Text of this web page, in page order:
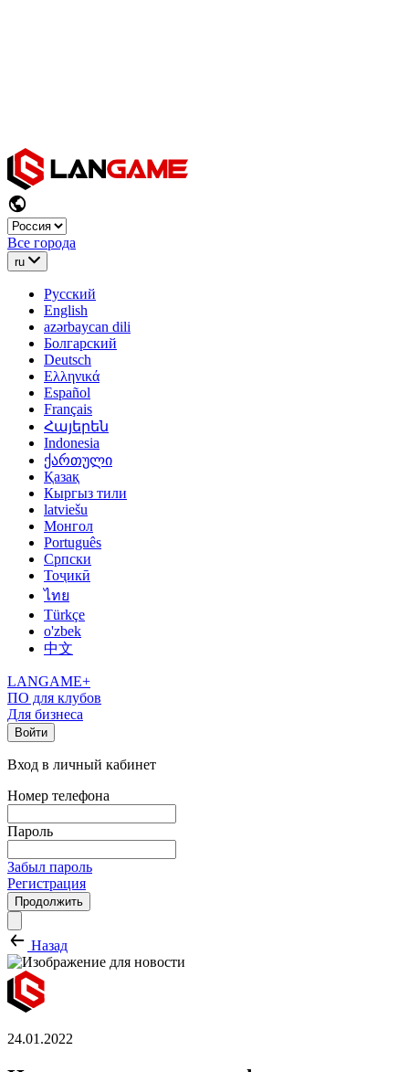
Все города
ru
Русский
English
azərbaycan dili
Болгарский
Deutsch
Ελληνικά
Español
Français
Հայերեն
Indonesia
ქართული
Қазақ
Кыргыз тили
latviešu
Монгол
Português
Српски
Тоҷикӣ
ไทย
Türkçe
o'zbek
中文
LANGAME+
ПО для клубов
Для бизнеса
Войти
Вход в личный кабинет
Номер телефона
Пароль
Забыл пароль
Регистрация
Продолжить
Назад
24.01.2022